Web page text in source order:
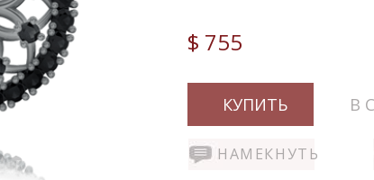
$ 755
КУПИТЬ В
НАМЕКНУТЬ